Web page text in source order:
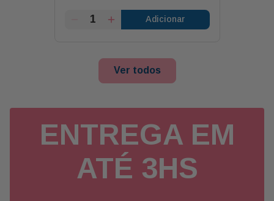
Adicionar
Ver todos
ENTREGA EM
ATÉ 3HS